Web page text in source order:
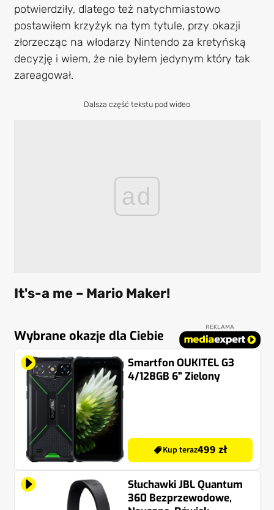
potwierdziły, dlatego też natychmiastowo
postawiłem krzyżyk na tym tytule, przy okazji
złorzecząc na włodarzy Nintendo za kretyńską
decyzję i wiem, że nie byłem jedynym który tak
zareagował.
Dalsza część tekstu pod wideo
ad
It's-a me – Mario Maker!
Wybrane okazje dla Ciebie
REKLAMA
Smartfon OUKITEL G3
4/128GB 6" Zielony
Kup teraz499 zł
Słuchawki JBL Quantum
360 Bezprzewodowe,